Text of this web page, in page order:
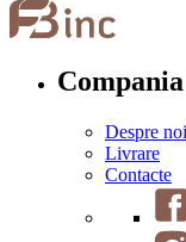
Despre noi
Livrare
Contacte